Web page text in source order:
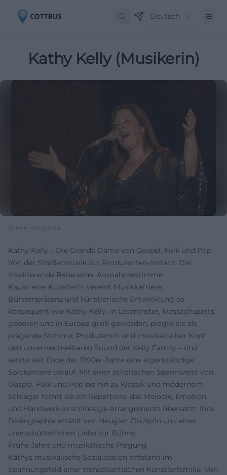
Deutsch
Kathy Kelly (Musikerin)
Quelle: Wikipedia
Kathy Kelly – Die Grande Dame von Gospel, Folk und Pop
Von der Straßenmusik zur Produzenten-Instanz: Die
inspirierende Reise einer Ausnahmestimme
Kaum eine Künstlerin vereint Musikkarriere,
Bühnenpräsenz und künstlerische Entwicklung so
konsequent wie Kathy Kelly. In Leominster, Massachusetts,
geboren und in Europa groß geworden, prägte sie als
prägende Stimme, Produzentin und musikalischer Kopf
den unverwechselbaren Sound der Kelly Family – und
setzte seit Ende der 1990er-Jahre eine eigenständige
Solokarriere darauf. Mit einer stilistischen Spannweite von
Gospel, Folk und Pop bis hin zu Klassik und modernem
Schlager formt sie ein Repertoire, das Melodie, Emotion
und Handwerk in schlüssige Arrangements übersetzt. Ihre
Diskographie erzählt von Neugier, Disziplin und einer
unerschütterlichen Liebe zur Bühne.
Frühe Jahre und musikalische Prägung
Kathys musikalische Sozialisation entstand im
Spannungsfeld einer transatlantischen Künstlerfamilie. Von